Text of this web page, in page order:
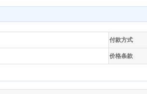
付款方式
价格条款